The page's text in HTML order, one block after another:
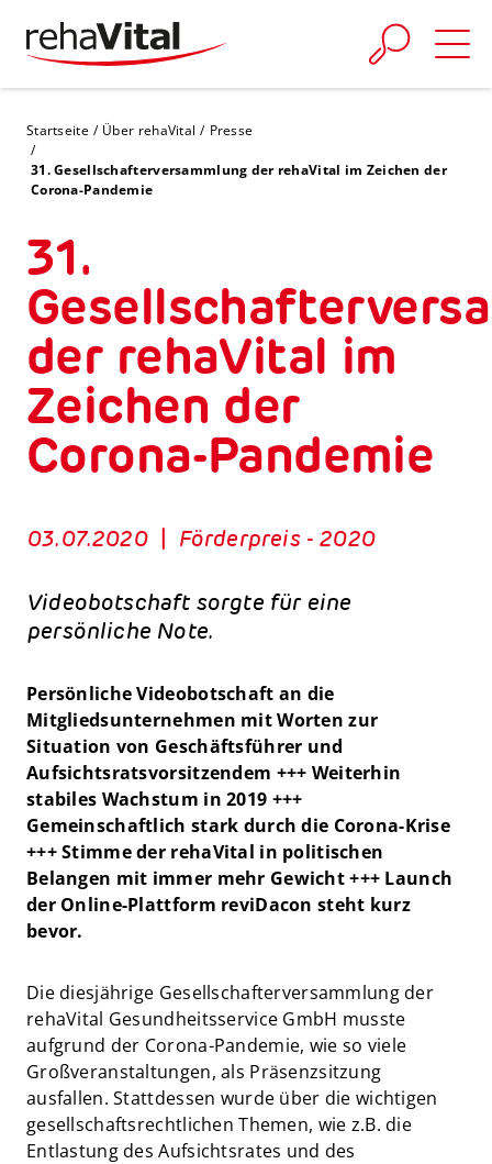
Startseite Über rehaVital Presse
31. Gesellschafterversammlung der rehaVital im Zeichen der
Corona-Pandemie
31.
der rehaVital im
Zeichen der
Corona-Pandemie
03.07.2020 | Förderpreis - 2020
Videobotschaft sorgte für eine
persönliche Note.
Persönliche Videobotschaft an die
Mitgliedsunternehmen mit Worten zur
Situation von Geschäftsführer und
Aufsichtsratsvorsitzendem +++ Weiterhin
stabiles Wachstum in 2019 +++
Gemeinschaftlich stark durch die Corona-Krise
+++ Stimme der rehaVital in politischen
Belangen mit immer mehr Gewicht +++ Launch
der Online-Plattform reviDacon steht kurz
bevor.
Die diesjährige Gesellschafterversammlung der
rehaVital Gesundheitsservice GmbH musste
aufgrund der Corona-Pandemie, wie so viele
Großveranstaltungen, als Präsenzsitzung
ausfallen. Stattdessen wurde über die wichtigen
gesellschaftsrechtlichen Themen, wie z.B. die
Entlastung des Aufsichtsrates und des